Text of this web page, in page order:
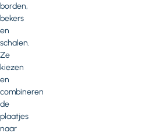
borden,
bekers
en
schalen.
Ze
kiezen
en
combineren
de
plaatjes
naar